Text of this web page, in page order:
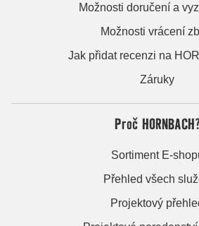
Možnosti doručení a
Možnosti vrácení
Jak přidat recenzi na
Záruky
Proč
Sortiment E-
Přehled všech
Projektový